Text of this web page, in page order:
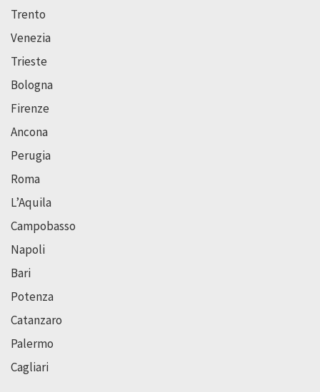
Trento
Venezia
Trieste
Bologna
Firenze
Ancona
Perugia
Roma
L’Aquila
Campobasso
Napoli
Bari
Potenza
Catanzaro
Palermo
Cagliari